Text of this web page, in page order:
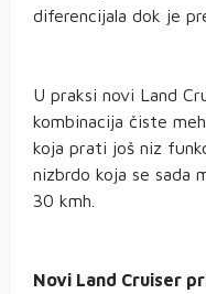
diferencijala dok je
U praksi novi Land
kombinacija čiste
koja prati još niz
nizbrdo koja se sada
30 kmh.
Novi Land Cruiser